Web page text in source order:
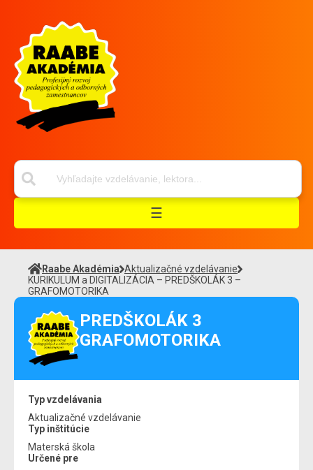
☰
Raabe Akadémia Aktualizačné vzdelávanie
KURIKULUM a DIGITALIZÁCIA – PREDŠKOLÁK 3 –
GRAFOMOTORIKA
PREDŠKOLÁK 3
GRAFOMOTORIKA
Typ vzdelávania
Aktualizačné vzdelávanie
Typ inštitúcie
Materská škola
Určené pre